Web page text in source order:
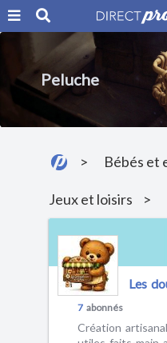
Peluche
Bébés et
Jeux et loisirs
Les
7 abonnés
Création